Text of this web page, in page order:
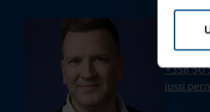
+358 50